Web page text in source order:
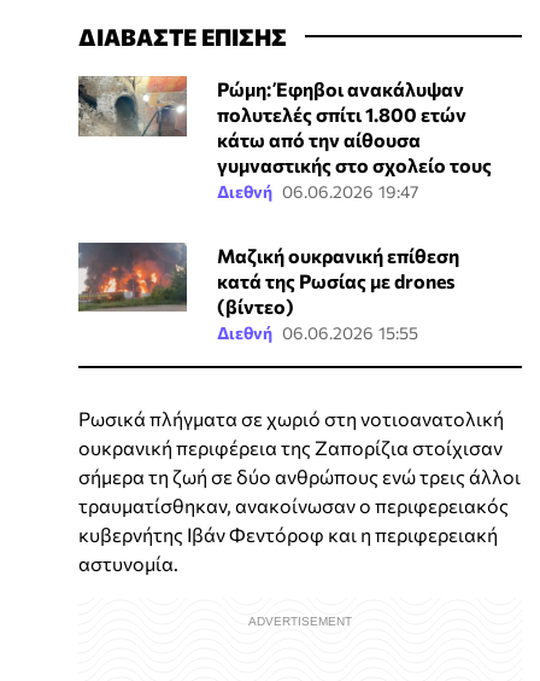
ΔΙΑΒΑΣΤΕ ΕΠΙΣΗΣ
Ρώμη: Έφηβοι ανακάλυψαν
πολυτελές σπίτι 1.800 ετών
κάτω από την αίθουσα
γυμναστικής στο σχολείο τους
Διεθνή 06.06.2026 19:47
Μαζική ουκρανική επίθεση
κατά της Ρωσίας με drones
(βίντεο)
Διεθνή 06.06.2026 15:55
Ρωσικά πλήγματα σε χωριό στη νοτιοανατολική
ουκρανική περιφέρεια της Ζαπορίζια στοίχισαν
σήμερα τη ζωή σε δύο ανθρώπους ενώ τρεις άλλοι
τραυματίσθηκαν, ανακοίνωσαν ο περιφερειακός
κυβερνήτης Ιβάν Φεντόροφ και η περιφερειακή
αστυνομία.